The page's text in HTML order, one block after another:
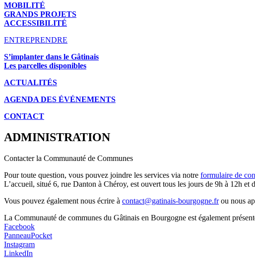
MOBILITÉ
GRANDS PROJETS
ACCESSIBILITÉ
ENTREPRENDRE
S’implanter dans le Gâtinais
Les parcelles disponibles
ACTUALITÉS
AGENDA DES ÉVÉNEMENTS
CONTACT
ADMINISTRATION
Contacter la Communauté de Communes
Pour toute question, vous pouvez joindre les services via notre formulaire de
L’accueil, situé 6, rue Danton à Chéroy, est ouvert tous les jours de 9h à 12h
Vous pouvez également nous écrire à contact@gatinais-bourgogne.frou nous
La Communauté de communes du Gâtinais en Bourgogne est également
Facebook
PanneauPocket
Instagram
LinkedIn